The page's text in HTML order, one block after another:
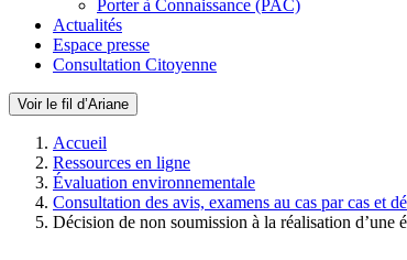
Porter à Connaissance (PAC)
Actualités
Espace presse
Consultation Citoyenne
Voir le fil d’Ariane
Accueil
Ressources en ligne
Évaluation environnementale
Consultation des avis, examens au cas par cas et
Décision de non soumission à la réalisation